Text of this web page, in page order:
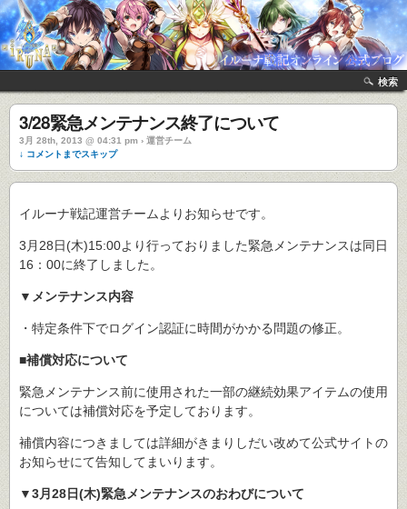
検索
3/28緊急メンテナンス終了について
3月 28th, 2013 @ 04:31 pm › 運営チーム
↓ コメントまでスキップ
イルーナ戦記運営チームよりお知らせです。
3月28日(木)15:00より行っておりました緊急メンテナンスは同日
16：00に終了しました。
▼メンテナンス内容
・特定条件下でログイン認証に時間がかかる問題の修正。
■補償対応について
緊急メンテナンス前に使用された一部の継続効果アイテムの使用
については補償対応を予定しております。
補償内容につきましては詳細がきまりしだい改めて公式サイトの
お知らせにて告知してまいります。
▼3月28日(木)緊急メンテナンスのおわびについて